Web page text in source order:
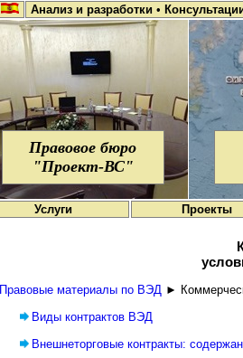
Анализ и разработки •
Правовое бюро
"Проект-ВС"
Услуги Проекты
Правовые материалы по ВЭД ►
Виды контрактов ВЭД
Внешнеторговые контракты: